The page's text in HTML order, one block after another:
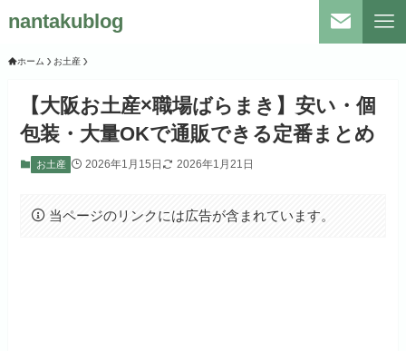
nantakublog
ホーム お土産
【大阪お土産×職場ばらまき】安い・個
包装・大量OKで通販できる定番まとめ
お土産 2026年1月15日 2026年1月21日
当ページのリンクには広告が含まれています。